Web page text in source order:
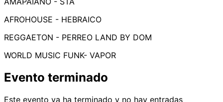
AFROHOUSE - HEBRAICO
REGGAETON - PERREO LAND BY DOM
WORLD MUSIC FUNK- VAPOR
Evento terminado
Este evento ya ha terminado y no hay entradas